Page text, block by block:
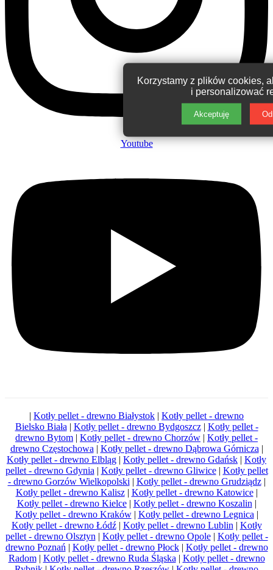
Korzystamy z plików cookies,
i personalizować
Akceptuję
Youtube
| Kotły pellet - drewno Białystok | Kotły pellet - drewno
Bielsko Biała | Kotły pellet - drewno Bydgoszcz| Kotły pellet -
drewno Bytom | Kotły pellet - drewno Chorzów | Kotły pellet -
drewno Częstochowa | Kotły pellet - drewno Dąbrowa Górnicza |
Kotły pellet - drewno Elbląg | Kotły pellet - drewno Gdańsk | Kotły
pellet - drewno Gdynia | Kotły pellet - drewno Gliwice| Kotły pellet
- drewno Gorzów Wielkopolski | Kotły pellet - drewno Grudziądz|
Kotły pellet - drewno Kalisz| Kotły pellet - drewno Katowice|
Kotły pellet - drewno Kielce| Kotły pellet - drewno Koszalin |
Kotły pellet - drewno Kraków| Kotły pellet - drewno Legnica |
Kotły pellet - drewno Łódź| Kotły pellet - drewno Lublin | Kotły
pellet - drewno Olsztyn | Kotły pellet - drewno Opole| Kotły pellet -
drewno Poznań | Kotły pellet - drewno Płock| Kotły pellet - drewno
Radom| Kotły pellet - drewno Ruda Śląska | Kotły pellet - drewno